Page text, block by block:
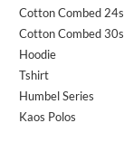
Cotton Combed 24s
Cotton Combed 30s
Hoodie
Tshirt
Humbel Series
Kaos Polos